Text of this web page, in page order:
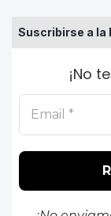
Suscribirse a la
¡No